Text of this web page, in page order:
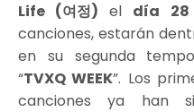
Life (여정) el día 28
canciones, estarán
en su segunda
“TVXQ WEEK”. Los
canciones ya han